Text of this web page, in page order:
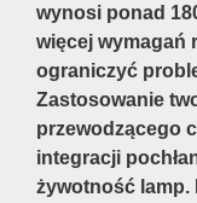
wynosi ponad
więcej wymagań
ograniczyć
Zastosowanie
przewodzącego
integracji
żywotność lamp.